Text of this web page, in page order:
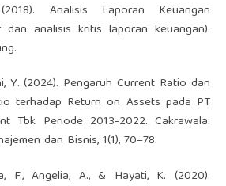
Analisis Laporan Keuangan
dan analisis kritis laporan keuangan).
Y. (2024). Pengaruh Current Ratio dan
terhadap Return on Assets pada PT
Tbk Periode 2013-2022. Cakrawala:
dan Bisnis, 1(1), 70–78.
F., Angelia, A., & Hayati, K. (2020).